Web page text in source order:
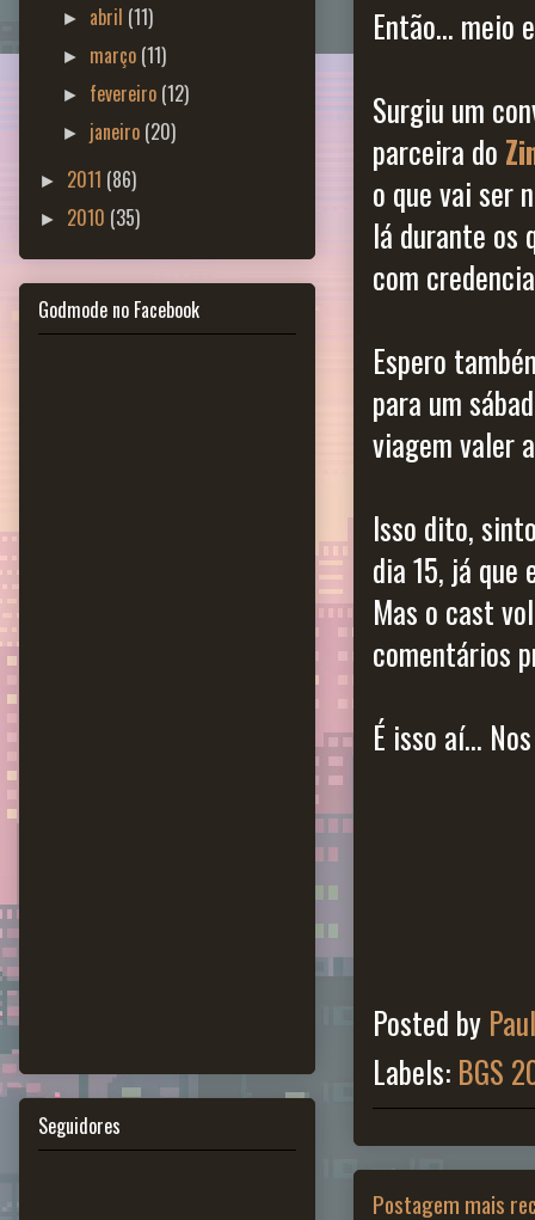
Então... meio
Surgiu um
parceira do
o que vai ser
lá durante os
com
Espero
para um
viagem valer
Isso dito,
dia 15, já que
Mas o cast
comentários
É isso aí...
Posted by
Labels: BGS
Postagem mais
► abril (11)
► março (11)
► fevereiro (12)
► janeiro (20)
► 2011 (86)
► 2010 (35)
Godmode no Facebook
Seguidores